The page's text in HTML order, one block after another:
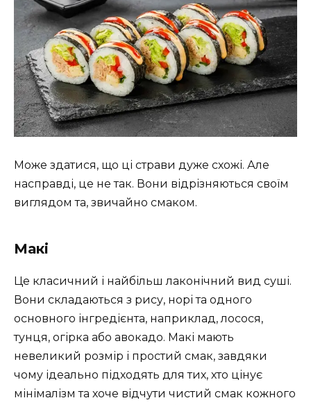
Може здатися, що ці страви дуже схожі. Але
насправді, це не так. Вони відрізняються своїм
виглядом та, звичайно смаком.
Макі
Це класичний і найбільш лаконічний вид суші.
Вони складаються з рису, норі та одного
основного інгредієнта, наприклад, лосося,
тунця, огірка або авокадо. Макі мають
невеликий розмір і простий смак, завдяки
чому ідеально підходять для тих, хто цінує
мінімалізм та хоче відчути чистий смак кожного